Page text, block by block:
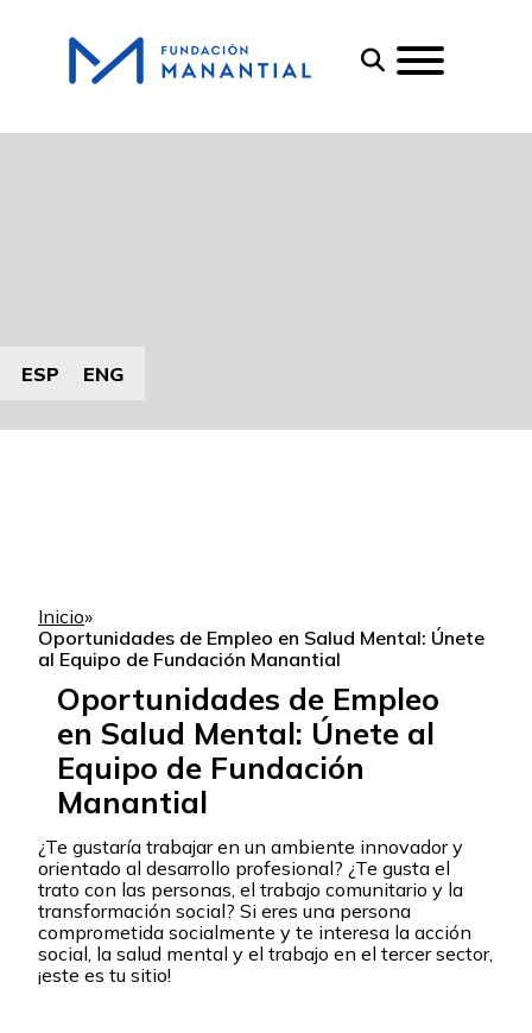
ESP ENG
Inicio»
Oportunidades de Empleo en Salud Mental: Únete
al Equipo de Fundación Manantial
Oportunidades de Empleo
en Salud Mental: Únete al
Equipo de Fundación
Manantial
¿Te gustaría trabajar en un ambiente innovador y
orientado al desarrollo profesional? ¿Te gusta el
trato con las personas, el trabajo comunitario y la
transformación social? Si eres una persona
comprometida socialmente y te interesa la acción
social, la salud mental y el trabajo en el tercer sector,
¡este es tu sitio!